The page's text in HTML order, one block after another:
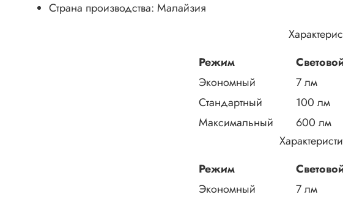
Страна производства: Малайзия
Режим
Экономный
7 лм
Стандартный
100 лм
Максимальный
600 лм
Режим
Экономный
7 лм